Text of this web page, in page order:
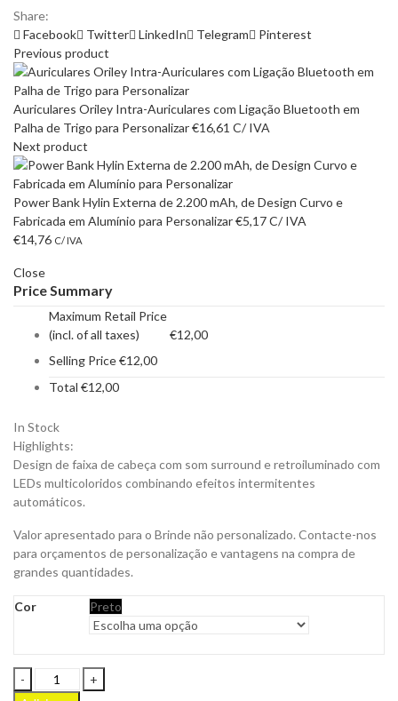
Share:
Facebook
Twitter LinkedIn Telegram
Pinterest
Previous product
Auriculares Oriley Intra-Auriculares com Ligação Bluetooth em
Palha de Trigo para Personalizar€16,61 C/ IVA
Next product
Power Bank Hylin Externa de 2.200 mAh, de Design Curvo e
Fabricada em Alumínio para Personalizar€5,17C/ IVA
€14,76 C/ IVA
Close
Price Summary
Maximum Retail Price
(incl. of all taxes)
€12,00
Selling Price€12,00
Total €12,00
In Stock
Highlights:
Design de faixa de cabeça com som surround e retroiluminado com
LEDs multicoloridos combinando efeitos intermitentes
automáticos.
Valor apresentado para o Brinde não personalizado. Contacte-nos
para orçamentos de personalização e vantagens na compra de
grandes quantidades.
Cor Preto
Auscultadores
Sohan